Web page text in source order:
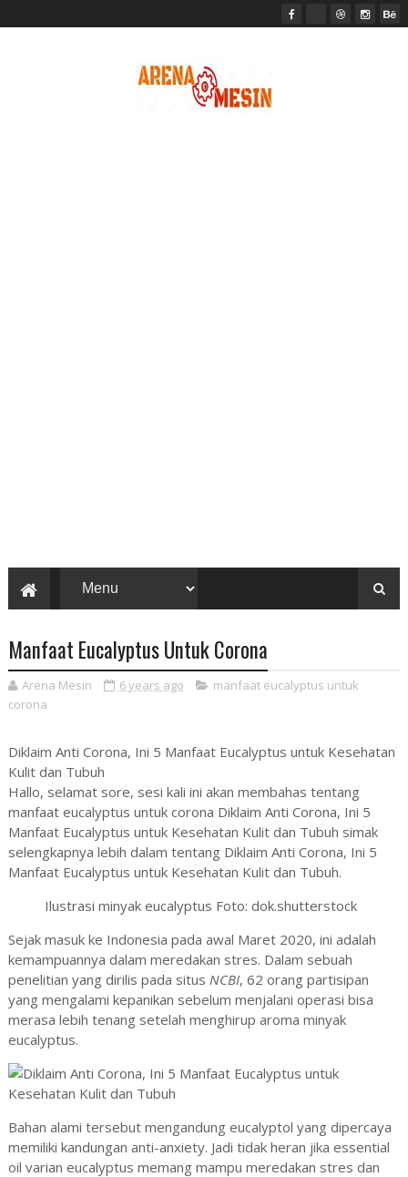
Manfaat Eucalyptus Untuk Corona
Arena Mesin 6 years ago
manfaat eucalyptus untuk
corona
Diklaim Anti Corona, Ini 5 Manfaat Eucalyptus untuk Kesehatan
Kulit dan Tubuh
Hallo, selamat sore, sesi kali ini akan membahas tentang
manfaat eucalyptus untuk corona Diklaim Anti Corona, Ini 5
Manfaat Eucalyptus untuk Kesehatan Kulit dan Tubuh simak
selengkapnya lebih dalam tentang Diklaim Anti Corona, Ini 5
Manfaat Eucalyptus untuk Kesehatan Kulit dan Tubuh.
Ilustrasi minyak eucalyptus Foto: dok.shutterstock
Sejak masuk ke Indonesia pada awal Maret 2020, ini adalah
kemampuannya dalam meredakan stres. Dalam sebuah
penelitian yang dirilis pada situs NCBI, 62 orang partisipan
yang mengalami kepanikan sebelum menjalani operasi bisa
merasa lebih tenang setelah menghirup aroma minyak
eucalyptus.
Bahan alami tersebut mengandung eucalyptol yang dipercaya
memiliki kandungan anti-anxiety. Jadi tidak heran jika essential
oil varian eucalyptus memang mampu meredakan stres dan